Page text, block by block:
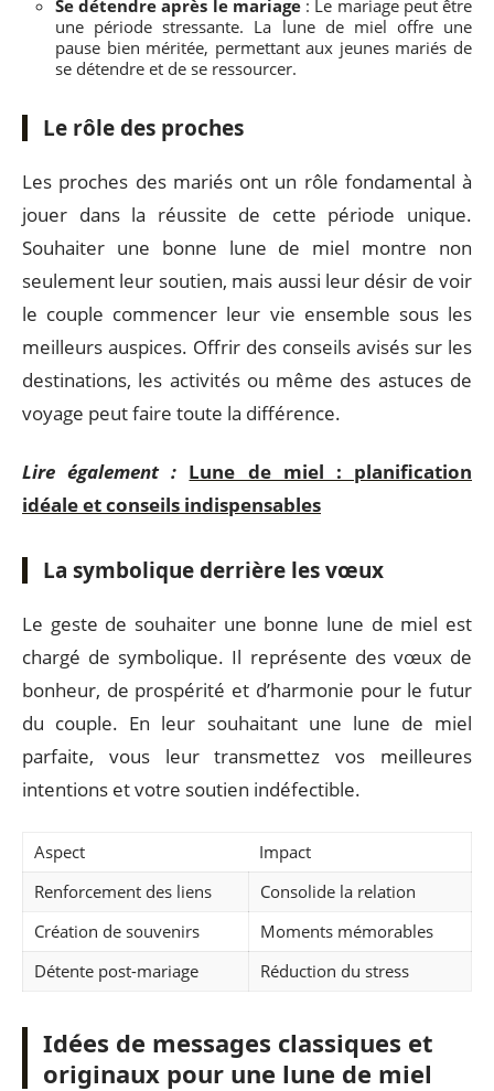
Se détendre après le mariage: Le mariage peut être
une période stressante. La lune de miel offre une
pause bien méritée, permettant aux jeunes mariés de
se détendre et de se ressourcer.
Le rôle des proches
Les proches des mariés ont un rôle fondamental à
jouer dans la réussite de cette période unique.
Souhaiter une bonne lune de miel montre non
seulement leur soutien, mais aussi leur désir de voir
le couple commencer leur vie ensemble sous les
meilleurs auspices. Offrir des conseils avisés sur les
destinations, les activités ou même des astuces de
voyage peut faire toute la différence.
Lire également : Lune de miel : planification
idéale et conseils indispensables
La symbolique derrière les vœux
Le geste de souhaiter une bonne lune de miel est
chargé de symbolique. Il représente des vœux de
bonheur, de prospérité et d’harmonie pour le futur
du couple. En leur souhaitant une lune de miel
parfaite, vous leur transmettez vos meilleures
intentions et votre soutien indéfectible.
Aspect
Impact
Renforcement des liens
Consolide la relation
Création de souvenirs
Moments mémorables
Détente post-mariage
Réduction du stress
Idées de messages classiques et
originaux pour une lune de miel